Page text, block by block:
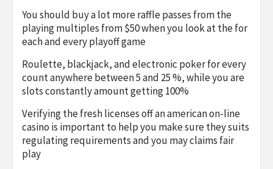
You should buy a lot more raffle passes from the
playing multiples from $50 when you look at the for
each and every playoff game
Roulette, blackjack, and electronic poker for every
count anywhere between 5 and 25 %, while you are
slots constantly amount getting 100%
Verifying the fresh licenses off an american on-line
casino is important to help you make sure they suits
regulating requirements and you may claims fair
play